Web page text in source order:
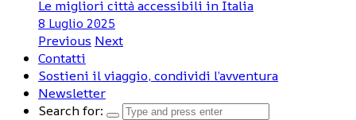
Le migliori città accessibili in Italia
8 Luglio 2025
Previous Next
Contatti
Sostieni il viaggio, condividi l’avventura
Newsletter
Search for: